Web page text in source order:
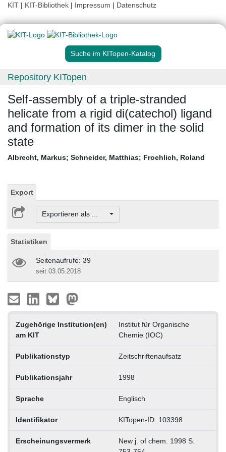
KIT | KIT-Bibliothek | Impressum | Datenschutz
Suche im KITopen-Katalog
Repository KITopen
Self-assembly of a triple-stranded
helicate from a rigid di(catechol) ligand
and formation of its dimer in the solid
state
Albrecht, Markus; Schneider, Matthias; Froehlich, Roland
Export
Exportieren als ...
Statistiken
Seitenaufrufe: 39
seit 03.05.2018
Zugehörige Institution(en)
am KIT
Institut für Organische
Chemie (IOC)
Publikationstyp Zeitschriftenaufsatz
Publikationsjahr 1998
Sprache Englisch
Identifikator KITopen-ID: 103398
Erscheinungsvermerk
New j. of chem. 1998 S.